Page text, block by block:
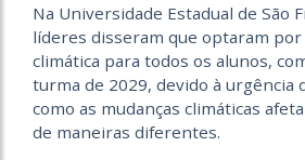
Na Universidade Estadual de São
líderes disseram que optaram
climática para todos os alunos,
turma de 2029, devido à urgência
como as mudanças climáticas
de maneiras diferentes.